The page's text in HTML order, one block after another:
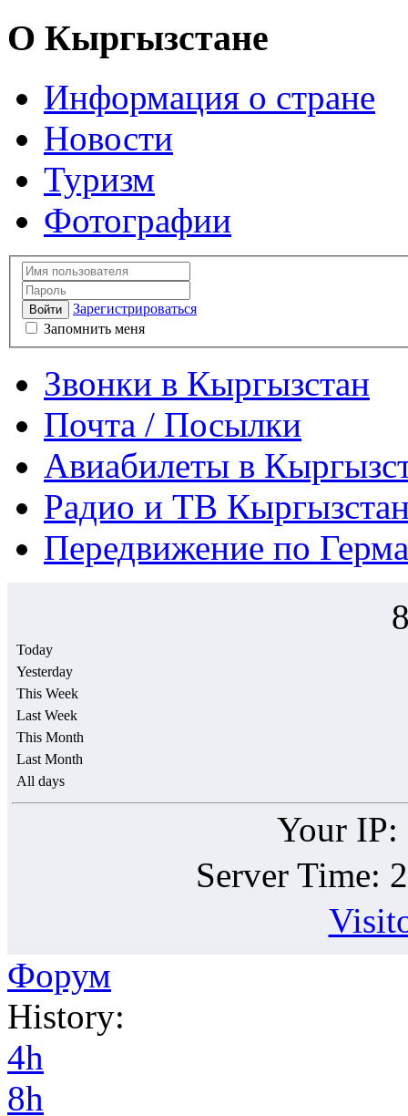
О Кыргызстане
Информация о стране
Новости
Туризм
Фотографии
Войти
Зарегистрироваться
Запомнить меня
Звонки в Кыргызстан
Почта / Посылки
Авиабилеты в
Радио и ТВ
Передвижение по
Today
Yesterday
This Week
Last Week
This Month
Last Month
All days
Your IP:
Server Time:
Форум
History:
4h
8h